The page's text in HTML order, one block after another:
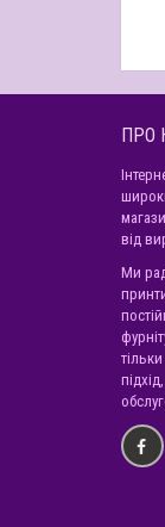
ПРО
від
Ми